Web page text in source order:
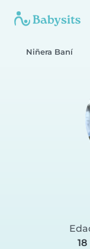
Niñera Baní
18